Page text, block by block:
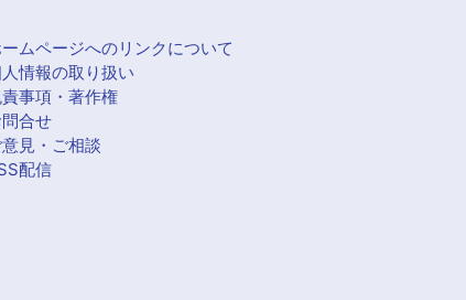
ムページへのリンクについて
情報の取り扱い
事項・著作権
合せ
意見・ご相談
配信